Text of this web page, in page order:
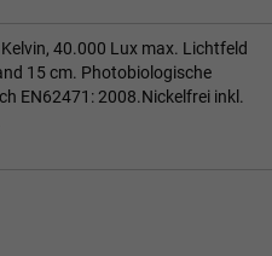
40.000 Lux max. Lichtfeld
15 cm. Photobiologische
EN62471: 2008.Nickelfrei inkl.